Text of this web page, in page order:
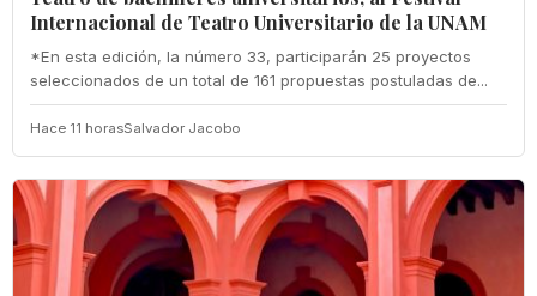
Internacional de Teatro Universitario de la UNAM
*En esta edición, la número 33, participarán 25 proyectos
seleccionados de un total de 161 propuestas postuladas de...
Hace 11 horasSalvador Jacobo